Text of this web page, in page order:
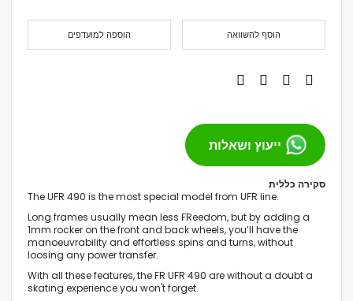
הוספה למועדפים הוסף להשוואה
ייעוץ ושאלות
סקירה כללית
The UFR 490 is the most special model from UFR line.
Long frames usually mean less FReedom, but by adding a
1mm rocker on the front and back wheels, you’ll have the
manoeuvrability and effortless spins and turns, without
loosing any power transfer.
With all these features, the FR UFR 490 are without a doubt a
skating experience you won't forget.